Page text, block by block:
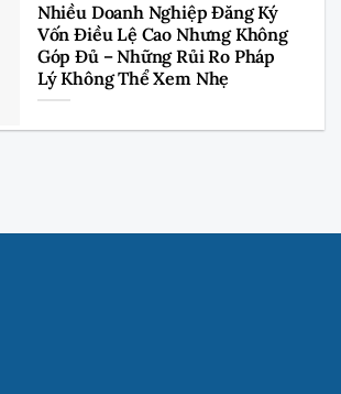
Nhiều Doanh Nghiệp Đăng Ký
Vốn Điều Lệ Cao Nhưng Không
Góp Đủ – Những Rủi Ro Pháp
Lý Không Thể Xem Nhẹ